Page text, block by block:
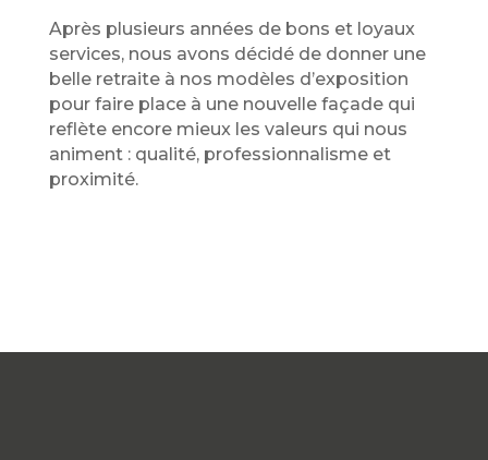
Après plusieurs années de bons et loyaux
services, nous avons décidé de donner une
belle retraite à nos modèles d’exposition
pour faire place à une nouvelle façade qui
reflète encore mieux les valeurs qui nous
animent : qualité, professionnalisme et
proximité.